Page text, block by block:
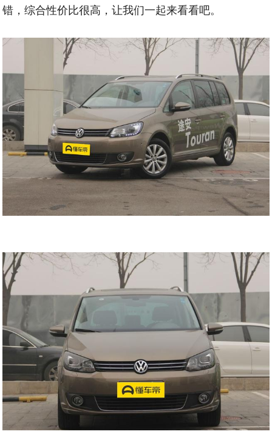
错，综合性价比很高，让我们一起来看看吧。